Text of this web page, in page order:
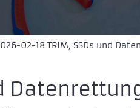
02-18 TRIM, SSDs und